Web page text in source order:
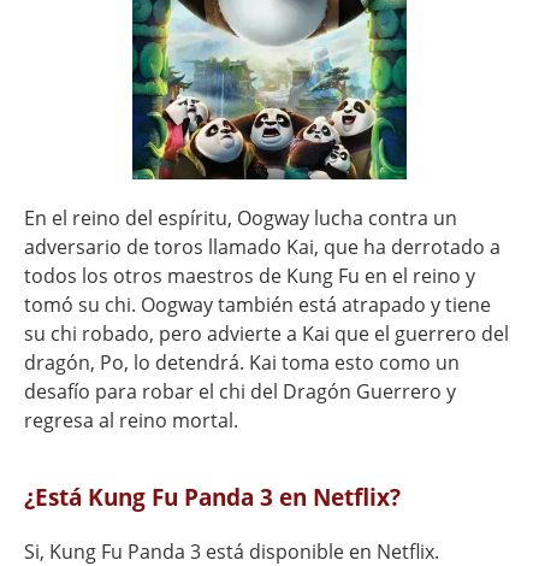
En el reino del espíritu, Oogway lucha contra un
adversario de toros llamado Kai, que ha derrotado a
todos los otros maestros de Kung Fu en el reino y
tomó su chi. Oogway también está atrapado y tiene
su chi robado, pero advierte a Kai que el guerrero del
dragón, Po, lo detendrá. Kai toma esto como un
desafío para robar el chi del Dragón Guerrero y
regresa al reino mortal.
¿Está Kung Fu Panda 3 en Netflix?
Si, Kung Fu Panda 3 está disponible en Netflix.